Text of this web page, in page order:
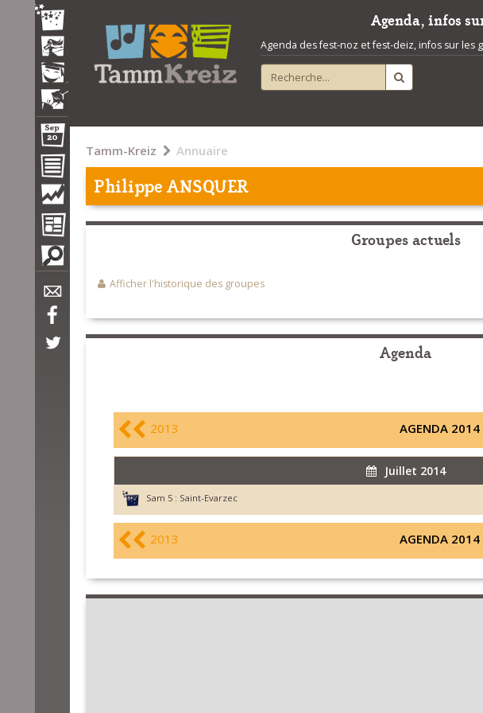
Agenda, infos
Agenda des fest-noz et fest-deiz, infos sur les
Tamm-Kreiz Annuaire
Philippe ANSQUER
Groupes actuels
Afficher l'historique des groupes
Agenda
2013 AGENDA 2014
Juillet 2014
Sam 5 : Saint-Evarzec
2013 AGENDA 2014